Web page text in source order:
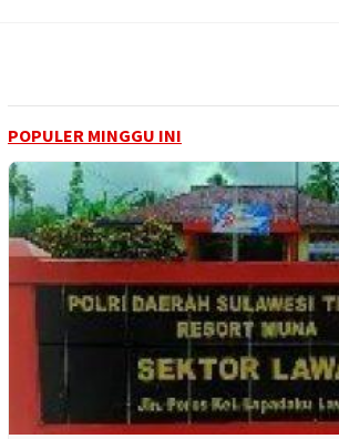
POPULER MINGGU INI